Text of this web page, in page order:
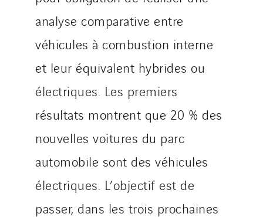
analyse comparative entre
véhicules à combustion interne
et leur équivalent hybrides ou
électriques. Les premiers
résultats montrent que 20 % des
nouvelles voitures du parc
automobile sont des véhicules
électriques. L’objectif est de
passer, dans les trois prochaines
Tunzini Antilles
Tunzini Grand Ouest
Tunzini Maintenance Nucléaire
TUNZINI Nucléaire
Tunzini Paris
Tunzini Toulouse
Tunzini Troyes
Valentin
Valette
VINCI Stiftung